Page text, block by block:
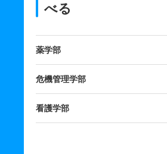
べる
薬学部
危機管理学部
看護学部